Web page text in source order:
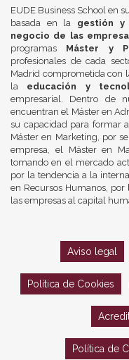
EUDE Business School en
basada en la gestión y
negocio de las
programas Máster y
profesionales de cada
Madrid comprometida con
la educación y
empresarial. Dentro de
encuentran el Máster en
su capacidad para formar
Máster en Marketing, por
empresa, el Máster en
tomando en el mercado
por la tendencia a la
en Recursos Humanos,
las empresas al capital
Aviso legal
Política de Cookies
Política de